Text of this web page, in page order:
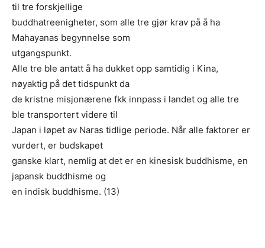
til tre forskjellige
buddhatreenigheter, som alle tre gjør krav på å ha
Mahayanas begynnelse som
utgangspunkt.
Alle tre ble antatt å ha dukket opp samtidig i Kina,
nøyaktig på det tidspunkt da
de kristne misjonærene fkk innpass i landet og alle tre
ble transportert videre til
Japan i løpet av Naras tidlige periode. Når alle faktorer er
vurdert, er budskapet
ganske klart, nemlig at det er en kinesisk buddhisme, en
japansk buddhisme og
en indisk buddhisme. (13)